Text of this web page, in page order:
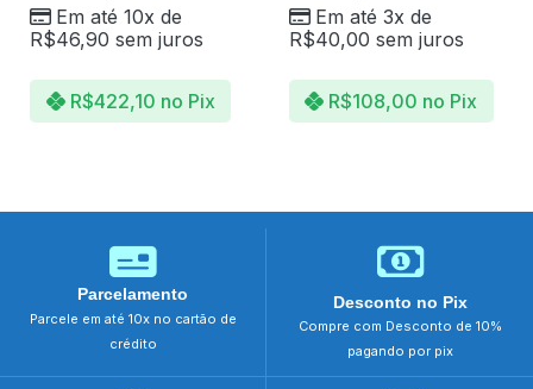
Em até 10x de
R$46,90 sem juros
R$422,10 no Pix
Em até 3x de
R$40,00 sem juros
R$108,00 no Pix
Parcelamento
Parcele em até 10x no cartão de
crédito
Desconto no Pix
Compre com Desconto de 10%
pagando por pix